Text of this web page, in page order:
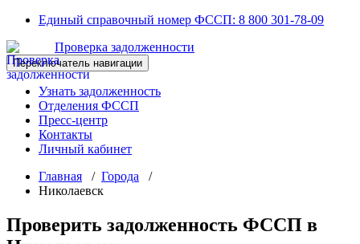
Перейти
содержимому
Единый справочный номер ФССП: 8 800 301-78-09
Проверка задолженности
Переключатель навигации
Узнать задолженность
Отделения ФССП
Пресс-центр
Контакты
Личный кабинет
Главная / Города /
Николаевск
Проверить задолженность ФССП в